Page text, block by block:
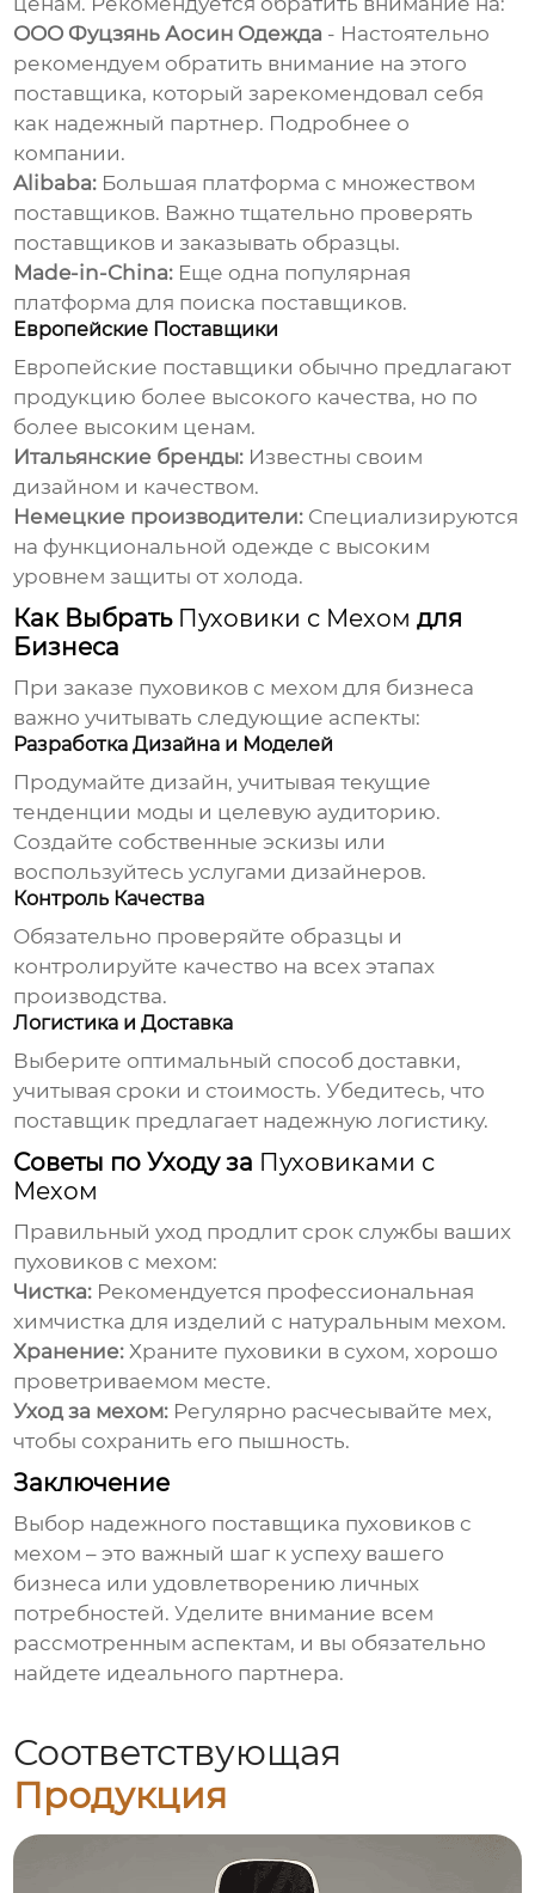
ООО Фуцзянь Аосин Одежда - Настоятельно
рекомендуем обратить внимание на этого
поставщика, который зарекомендовал себя
как надежный партнер. Подробнее о
компании.
Alibaba: Большая платформа с множеством
поставщиков. Важно тщательно проверять
поставщиков и заказывать образцы.
Made-in-China: Еще одна популярная
платформа для поиска поставщиков.
Европейские Поставщики
Европейские поставщики обычно предлагают
продукцию более высокого качества, но по
более высоким ценам.
Итальянские бренды: Известны своим
дизайном и качеством.
Немецкие производители: Специализируются
на функциональной одежде с высоким
уровнем защиты от холода.
Как Выбрать Пуховики с Мехом для
Бизнеса
При заказе пуховиков с мехом для бизнеса
важно учитывать следующие аспекты:
Разработка Дизайна и Моделей
Продумайте дизайн, учитывая текущие
тенденции моды и целевую аудиторию.
Создайте собственные эскизы или
воспользуйтесь услугами дизайнеров.
Контроль Качества
Обязательно проверяйте образцы и
контролируйте качество на всех этапах
производства.
Логистика и Доставка
Выберите оптимальный способ доставки,
учитывая сроки и стоимость. Убедитесь, что
поставщик предлагает надежную логистику.
Советы по Уходу за Пуховиками с
Мехом
Правильный уход продлит срок службы ваших
пуховиков с мехом:
Чистка: Рекомендуется профессиональная
химчистка для изделий с натуральным мехом.
Хранение: Храните пуховики в сухом, хорошо
проветриваемом месте.
Уход за мехом: Регулярно расчесывайте мех,
чтобы сохранить его пышность.
Заключение
Выбор надежного поставщика пуховиков с
мехом – это важный шаг к успеху вашего
бизнеса или удовлетворению личных
потребностей. Уделите внимание всем
рассмотренным аспектам, и вы обязательно
найдете идеального партнера.
Соответствующая
Продукция